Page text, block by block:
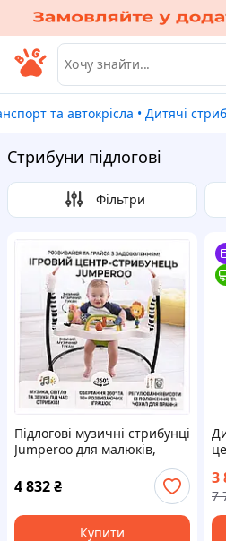
та автокрісла • Дитячі
Стрибуни підлогові
Фільтри
Підлогові музичні стрибунці
Jumperoo для малюків,
4 832₴
Купити
3
7